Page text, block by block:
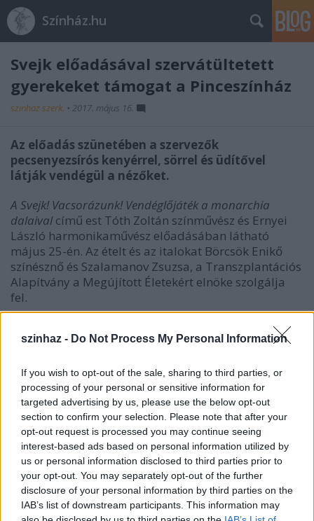
szinhaz - Do Not Process My Personal Information
If you wish to opt-out of the sale, sharing to third parties, or
processing of your personal or sensitive information for
targeted advertising by us, please use the below opt-out
section to confirm your selection. Please note that after your
opt-out request is processed you may continue seeing
interest-based ads based on personal information utilized by
us or personal information disclosed to third parties prior to
your opt-out. You may separately opt-out of the further
disclosure of your personal information by third parties on the
IAB’s list of downstream participants. This information may
Színház.hu
Svejk előadásával szervátültetett
gyerekeket támogat a Pinceszínház
szinhaz szerk. • 2017. május 16.
Az előadás szünetében a szervezők
pecsenyezsírós kenyérrel, sörrel és üdítővel
látják vendégül a nézőket.
A Svejk! Vacsorázunk! Vendéglőjáték a monarchia
dalaivalcímű est Tóth Zoltán színművész és Ernyei
László harmonikaművész előadásában látható
május 25-én. Az ételt és az italokat Börcsök Enikő
színésznő és Szalamanov Zsuzsa, a Transzplantációs
Alapítvány a Megújított Életekért elnöke szolgálja
fel.